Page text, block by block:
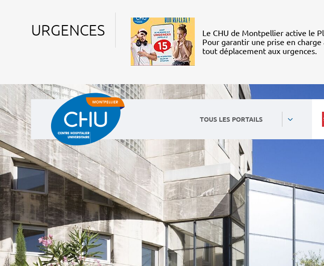
URGENCES
Le CHU de Montpellier active le
Pour garantir une prise en
tout déplacement aux urgences.
TOUS LES PORTAILS